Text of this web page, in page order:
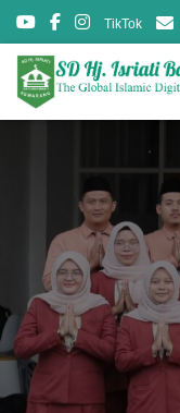
TikTok